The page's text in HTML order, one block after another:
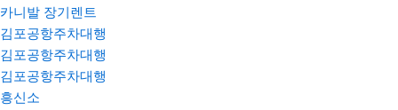
카니발 장기렌트
김포공항주차대행
김포공항주차대행
김포공항주차대행
흥신소